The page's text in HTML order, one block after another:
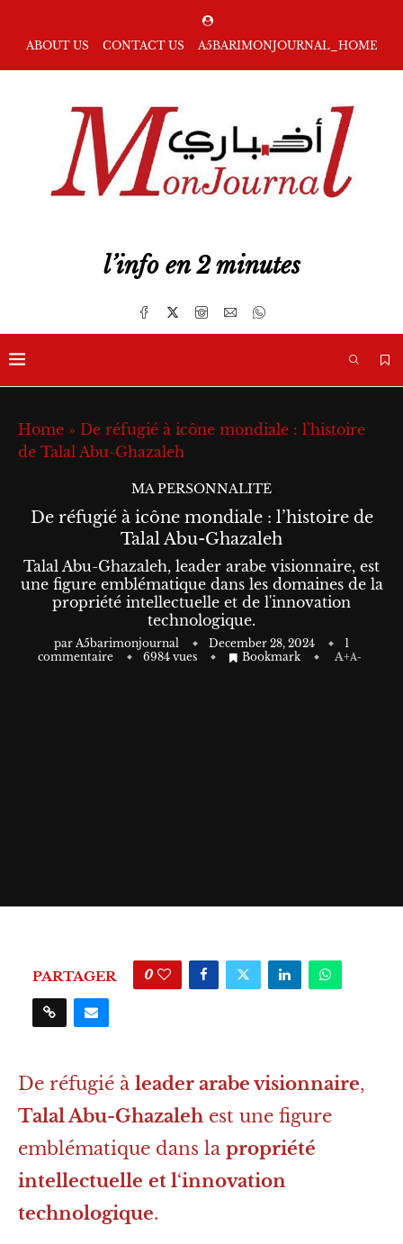
ABOUT US CONTACT US A5BARIMONJOURNAL_HOME
l’info en 2 minutes
Home » De réfugié à icône mondiale : l’histoire
de Talal Abu-Ghazaleh
MA PERSONNALITÉ
De réfugié à icône mondiale : l’histoire de
Talal Abu-Ghazaleh
Talal Abu-Ghazaleh, leader arabe visionnaire, est
une figure emblématique dans les domaines de la
propriété intellectuelle et de l'innovation
technologique.
par A5barimonjournal December 28, 2024
1
commentaire
6984vues Bookmark A+A-
PARTAGER 0
De réfugié à leader arabe visionnaire,
Talal Abu-Ghazaleh est une figure
emblématique dans la propriété
intellectuelle et l‘innovation
technologique.